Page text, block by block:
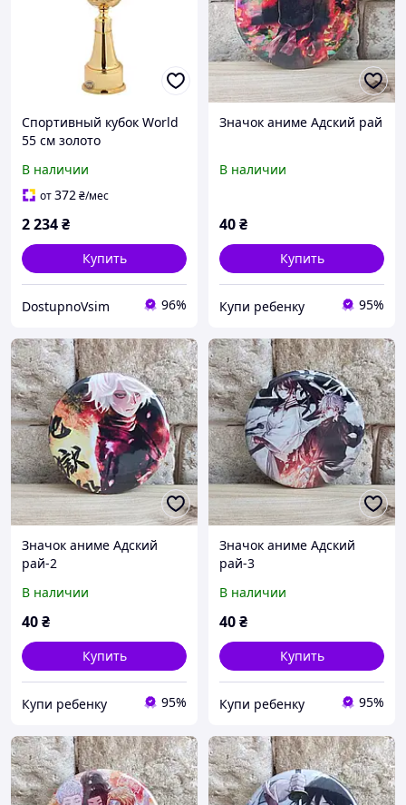
Спортивный кубок World
55 см золото
В наличии
от372₴/мес
2 234₴
Купить
DostupnoVsim 96%
Значок аниме Адский рай
В наличии
40₴
Купить
Купи ребенку 95%
Значок аниме Адский
рай-2
В наличии
40₴
Купить
Купи ребенку 95%
Значок аниме Адский
рай-3
В наличии
40₴
Купить
Купи ребенку 95%